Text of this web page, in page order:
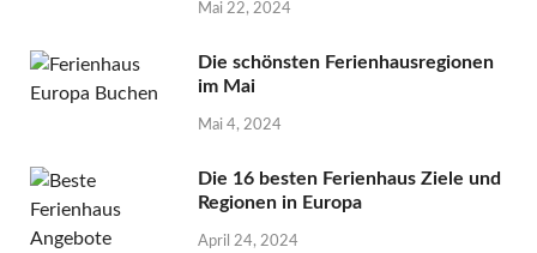
Mai 22, 2024
Die schönsten Ferienhausregionen
im Mai
Mai 4, 2024
Die 16 besten Ferienhaus Ziele und
Regionen in Europa
April 24, 2024